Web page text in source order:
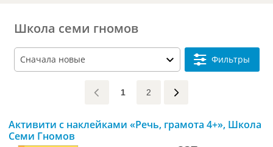
Школа семи гномов
Фильтры
1 2
Активити с наклейками «Речь, грамота 4+», Школа
Семи Гномов